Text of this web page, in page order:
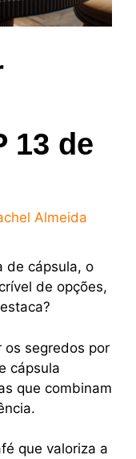
13 de
Almeida
de cápsula, o
de opções,
os segredos por
cápsula
que combinam
que valoriza a